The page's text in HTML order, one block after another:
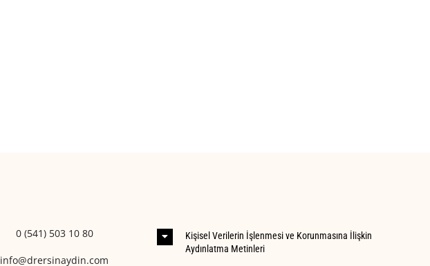
0 (541) 503 10 80
info@drersinaydin.com
Kişisel Verilerin İşlenmesi ve Korunmasına İlişkin
Aydınlatma Metinleri